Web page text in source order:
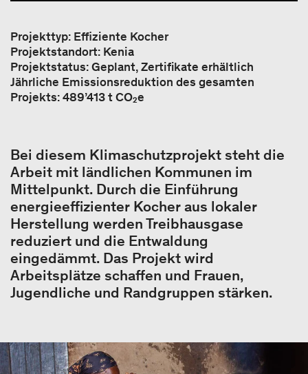
Projekttyp: Effiziente Kocher
Projektstandort: Kenia
Projektstatus: Geplant, Zertifikate erhältlich
Jährliche Emissionsreduktion des gesamten
Projekts: 489’413 t CO₂e
Bei diesem Klimaschutzprojekt steht die
Arbeit mit ländlichen Kommunen im
Mittelpunkt. Durch die Einführung
energieeffizienter Kocher aus lokaler
Herstellung werden Treibhausgase
reduziert und die Entwaldung
eingedämmt. Das Projekt wird
Arbeitsplätze schaffen und Frauen,
Jugendliche und Randgruppen stärken.